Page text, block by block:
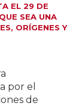
EL 29 DE
SEA UNA
ORÍGENES Y
por el
de